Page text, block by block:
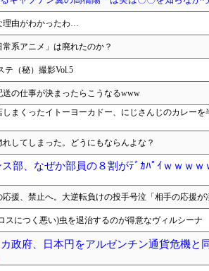
理由がわかったわ…
常系アニメ」は廃れたのか？
テ（秘）撮影Vol.5
の仕事が決まったらこうなるwww
しまくったイトーヨーカドー、にじさんじのカレー
してしまった。どうにもならんよな？
ス部、なぜか部員の８割がﾃﾞｶﾊﾟｲｗｗｗｗ
応援、禁止へ。大逆転負けの投手号泣「相手の応援が
スにつく悪い)虫を退治するのが得意なヴィルシーナ
カ政府、日本円をアルゼンチン通貨危機と